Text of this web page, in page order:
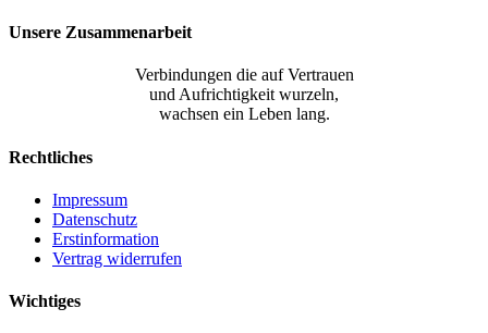
Unsere Zusammenarbeit
Verbindungen die auf Vertrauen
und Aufrichtigkeit wurzeln,
wachsen ein Leben lang.
Rechtliches
Impressum
Datenschutz
Erstinformation
Vertrag widerrufen
Wichtiges